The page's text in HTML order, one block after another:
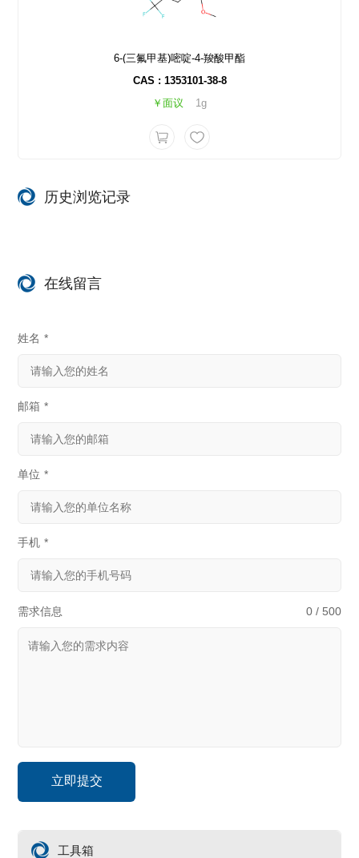
6-(三氟甲基)嘧啶-4-羧酸甲酯
CAS : 1353101-38-8
￥面议
1g
历史浏览记录
在线留言
姓名 *
邮箱 *
单位 *
手机 *
需求信息 0 / 500
工具箱